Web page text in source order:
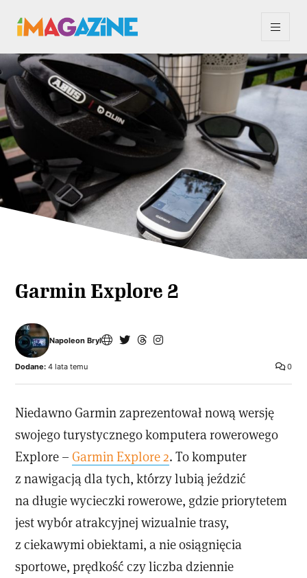
Garmin Explore 2
Napoleon Bryl
0
Dodane: 4 lata temu
Niedawno Garmin zaprezentował nową wersję
swojego turystycznego komputera rowerowego
Explore – Garmin Explore 2. To komputer
z nawigacją dla tych, którzy lubią jeździć
na długie wycieczki rowerowe, gdzie priorytetem
jest wybór atrakcyjnej wizualnie trasy,
z ciekawymi obiektami, a nie osiągnięcia
sportowe, prędkość czy liczba dziennie